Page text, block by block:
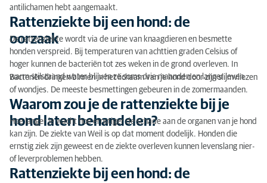
antilichamen hebt aangemaakt.
Rattenziekte bij een hond: de
oorzaak
De rattenziekte wordt via de urine van knaagdieren en besmette
honden verspreid. Bij temperaturen van achttien graden Celsius of
hoger kunnen de bacteriën tot zes weken in de grond overleven. In
warm stilstaand water blijven ze soms drie maanden en langer leven.
Bacteriën dringen binnen in het lichaam van je hond door zijn slijmvliezen
of wondjes. De meeste besmettingen gebeuren in de zomermaanden.
Waarom zou je de rattenziekte bij je
hond laten behandelen?
Hoe langer je wacht hoe ernstiger de schade aan de organen van je hond
kan zijn. De ziekte van Weil is op dat moment dodelijk. Honden die
ernstig ziek zijn geweest en de ziekte overleven kunnen levenslang nier-
of leverproblemen hebben.
Rattenziekte bij een hond: de